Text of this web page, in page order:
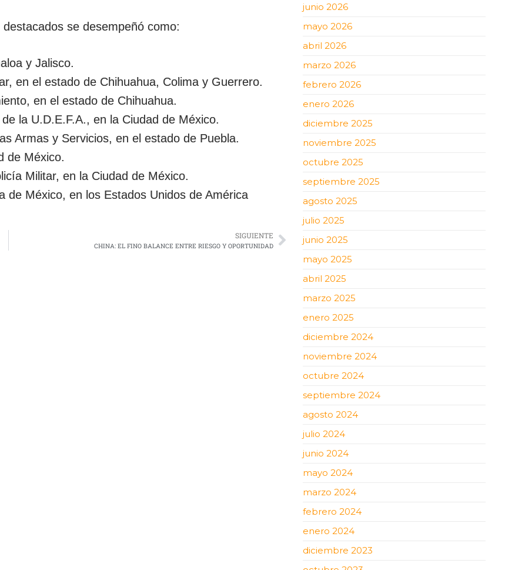
se desempeñó como:
y Jalisco.
en el estado de Chihuahua, Colima y Guerrero.
en el estado de Chihuahua.
la U.D.E.F.A., en la Ciudad de México.
Armas y Servicios, en el estado de Puebla.
de México.
Militar, en la Ciudad de México.
de México, en los Estados Unidos de América
SIGUIENTE
CHINA: EL FINO BALANCE ENTRE RIESGO Y OPORTUNIDAD
junio 2026
mayo 2026
abril 2026
marzo 2026
febrero 2026
enero 2026
diciembre 2025
noviembre 2025
octubre 2025
septiembre 2025
agosto 2025
julio 2025
junio 2025
mayo 2025
abril 2025
marzo 2025
enero 2025
diciembre 2024
noviembre 2024
octubre 2024
septiembre 2024
agosto 2024
julio 2024
junio 2024
mayo 2024
marzo 2024
febrero 2024
enero 2024
diciembre 2023